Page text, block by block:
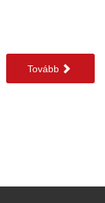
Tovább